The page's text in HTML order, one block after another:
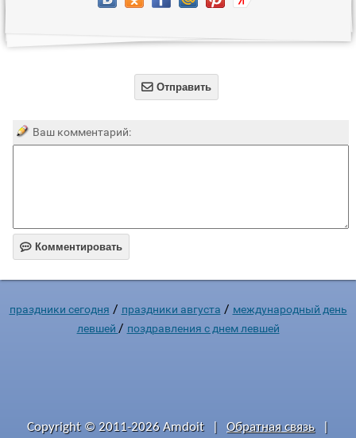
 Отправить
Ваш комментарий:
 Комментировать
праздники сегодня / праздники августа / международный день
левшей / поздравления с днем левшей
Copyright © 2011-2026 Amdoit Обратная связь